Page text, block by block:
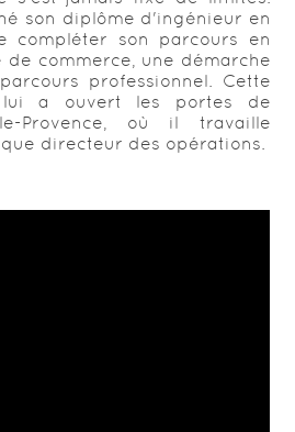
son diplôme d'ingénieur en
compléter son parcours en
commerce, une démarche
professionnel. Cette
lui a ouvert les portes de
Provence, où il travaille
directeur des opérations.